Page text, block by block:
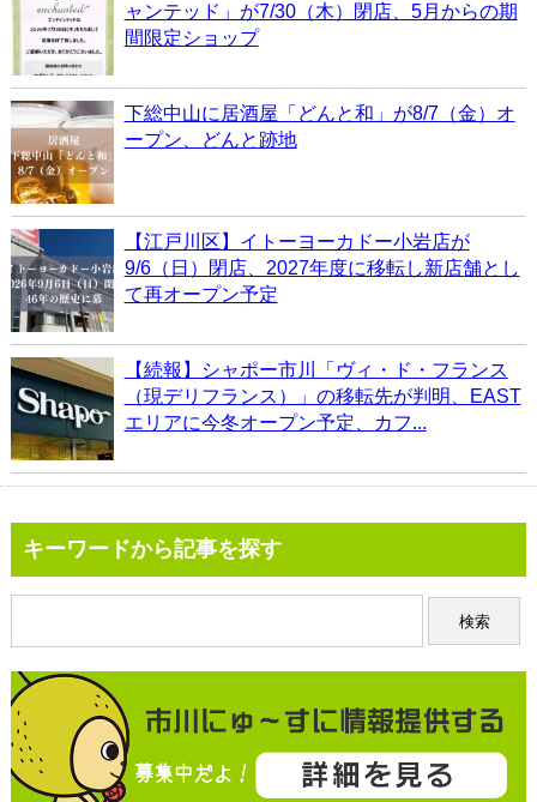
ャンテッド」が7/30（木）閉店、5月からの期
間限定ショップ
下総中山に居酒屋「どんと和」が8/7（金）オ
ープン、どんと跡地
【江戸川区】イトーヨーカドー小岩店が
9/6（日）閉店、2027年度に移転し新店舗とし
て再オープン予定
【続報】シャポー市川「ヴィ・ド・フランス
（現デリフランス）」の移転先が判明、EAST
エリアに今冬オープン予定、カフ...
キーワードから記事を探す